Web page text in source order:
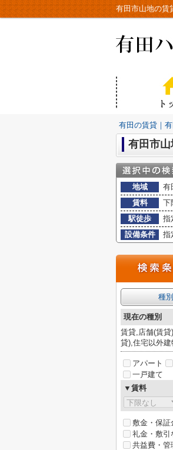
有田市山地の賃
有田の賃貸｜
有田市
地域
有
賃料
下
駅徒歩
指
設備条件
指
種
現在の種別
賃貸,店舗(賃
貸),住宅以外
アパート
一戸建て
▼賃料
敷金・保証
礼金・敷引
共益費・管